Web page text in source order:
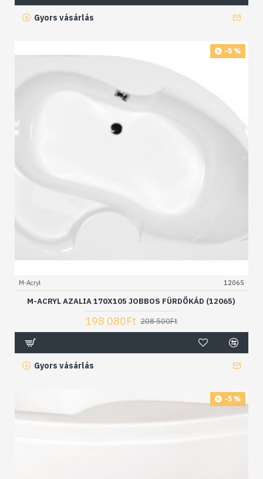
Gyors vásárlás
-5 %
M-Acryl 12065
M-ACRYL AZALIA 170X105 JOBBOS FÜRDŐKÁD (12065)
198 080Ft 208 500Ft
Gyors vásárlás
-5 %